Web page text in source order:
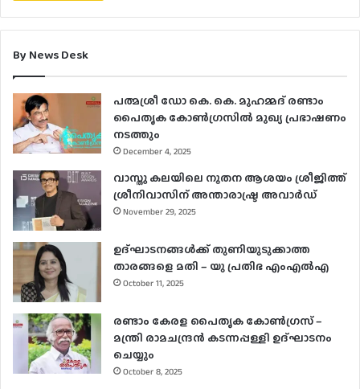
By News Desk
പത്മശ്രീ ഡോ കെ. കെ. മുഹമ്മദ് രണ്ടാം
പൈതൃക കോൺഗ്രസിൽ മുഖ്യ പ്രഭാഷണം
നടത്തും
December 4, 2025
വാസ്തു കലയിലെ നൂതന ആശയം ശ്രീജിത്ത്
ശ്രീനിവാസിന് അന്താരാഷ്ട്ര അവാർഡ്
November 29, 2025
ഉദ്ഘാടനങ്ങള്‍ക്ക് തുണിയുടുക്കാത്ത
താരങ്ങളെ മതി – യു പ്രതിഭ എംഎല്‍എ
October 11, 2025
രണ്ടാം കേരള പൈതൃക കോൺഗ്രസ് –
മന്ത്രി രാമചന്ദ്രൻ കടന്നപ്പള്ളി ഉദ്ഘാടനം
ചെയ്യും
October 8, 2025